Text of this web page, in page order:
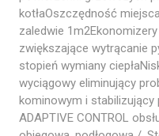
kotłaOszczędność
zaledwie
zwiększające wytrącanie
stopień wymiany
wyciągowy eliminujący
kominowym i stabilizujący
ADAPTIVE CONTROL